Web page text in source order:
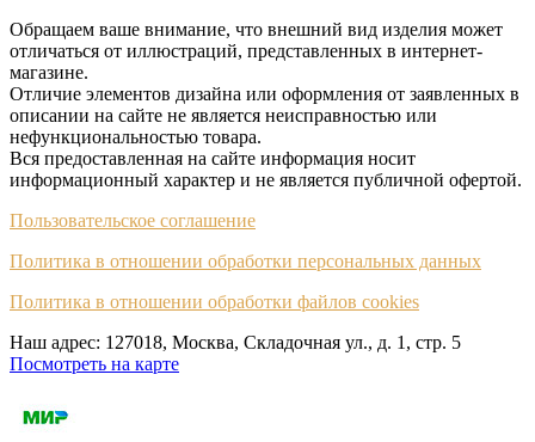
Обращаем ваше внимание, что внешний вид изделия может
отличаться от иллюстраций, представленных в интернет-
магазине.
Отличие элементов дизайна или оформления от заявленных в
описании на сайте не является неисправностью или
нефункциональностью товара.
Вся предоставленная на сайте информация носит
информационный характер и не является публичной офертой.
Пользовательское соглашение
Политика в отношении обработки персональных данных
Политика в отношении обработки файлов cookies
Наш адрес: 127018, Москва, Складочная ул., д. 1, cтр. 5
Посмотреть на карте